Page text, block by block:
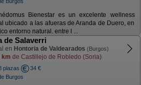
Bienestar es un excelente wellness
ubicado a las afueras de Aranda de Duero, en
entorno natural. entre l ...
de Salaverri
en Hontoria de Valdearados (Burgos)
km de Castillejo de Robledo (Soria)
plazas
34 €
Burgos